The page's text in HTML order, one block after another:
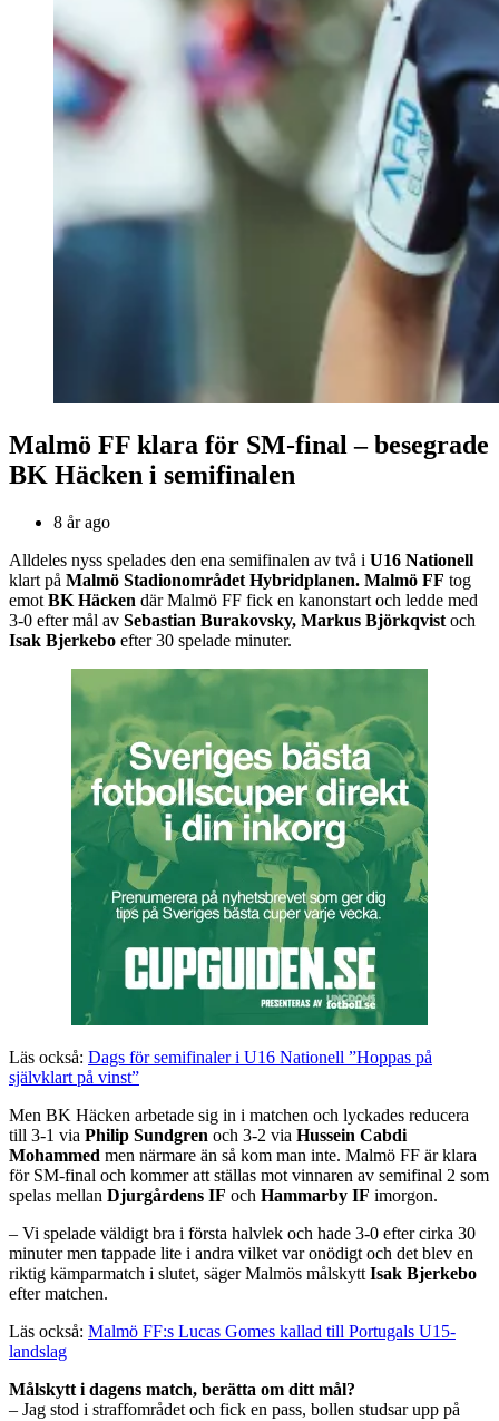
Malmö FF klara för SM-final – besegrade
BK Häcken i semifinalen
8 år ago
Alldeles nyss spelades den ena semifinalen av två i U16 Nationell
klart på Malmö Stadionområdet Hybridplanen. Malmö FF tog
emot BK Häcken där Malmö FF fick en kanonstart och ledde med
3-0 efter mål av Sebastian Burakovsky, Markus Björkqvist och
Isak Bjerkebo efter 30 spelade minuter.
Läs också: Dags för semifinaler i U16 Nationell ”Hoppas på
självklart på vinst”
Men BK Häcken arbetade sig in i matchen och lyckades reducera
till 3-1 via Philip Sundgren och 3-2 via Hussein Cabdi
Mohammed men närmare än så kom man inte. Malmö FF är klara
för SM-final och kommer att ställas mot vinnaren av semifinal 2 som
spelas mellan Djurgårdens IF och Hammarby IF imorgon.
– Vi spelade väldigt bra i första halvlek och hade 3-0 efter cirka 30
minuter men tappade lite i andra vilket var onödigt och det blev en
riktig kämparmatch i slutet, säger Malmös målskytt Isak Bjerkebo
efter matchen.
Läs också: Malmö FF:s Lucas Gomes kallad till Portugals U15-
landslag
Målskytt i dagens match, berätta om ditt mål?
– Jag stod i straffområdet och fick en pass, bollen studsar upp på